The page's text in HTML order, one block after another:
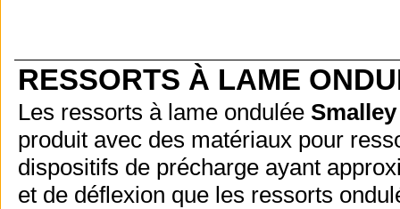
RESSORTS À LAME
Les ressorts à lame ondulée Smalley
produit avec des matériaux pour
dispositifs de précharge ayant
et de déflexion que les ressorts